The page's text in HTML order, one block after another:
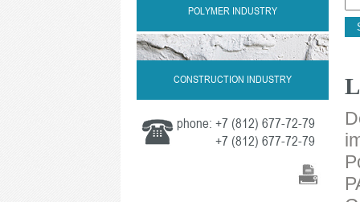
POLYMER INDUSTRY
CONSTRUCTION INDUSTRY
phone: +7 (812) 677-72-79
+7 (812) 677-72-79